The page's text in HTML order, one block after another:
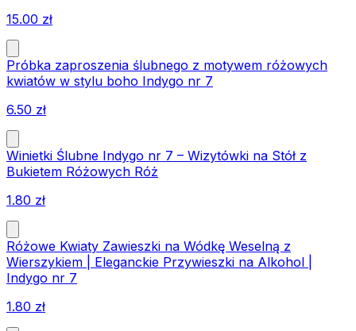
15.00 zł
Próbka zaproszenia ślubnego z motywem różowych
kwiatów w stylu boho Indygo nr 7
6.50 zł
Winietki Ślubne Indygo nr 7 – Wizytówki na Stół z
Bukietem Różowych Róż
1.80 zł
Różowe Kwiaty Zawieszki na Wódkę Weselną z
Wierszykiem | Eleganckie Przywieszki na Alkohol |
Indygo nr 7
1.80 zł